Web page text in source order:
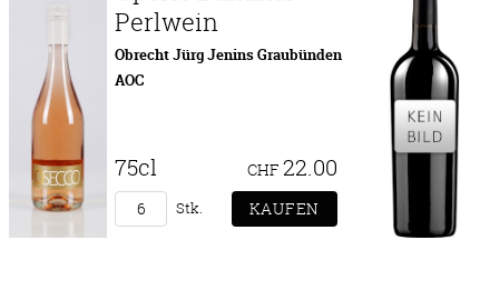
Perlwein
Obrecht Jürg Jenins Graubünden
AOC
75cl CHF 22.00
Stk.